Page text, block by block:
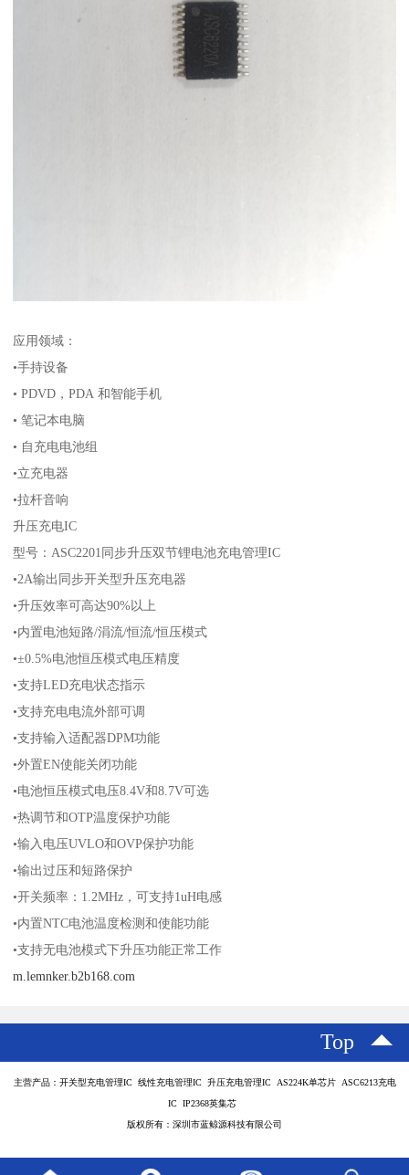
应用领域：
•手持设备
• PDVD，PDA 和智能手机
• 笔记本电脑
• 自充电电池组
•立充电器
•拉杆音响
升压充电IC
型号：ASC2201同步升压双节锂电池充电管理IC
•2A输出同步开关型升压充电器
•升压效率可高达90%以上
•内置电池短路/涓流/恒流/恒压模式
•±0.5%电池恒压模式电压精度
•支持LED充电状态指示
•支持充电电流外部可调
•支持输入适配器DPM功能
•外置EN使能关闭功能
•电池恒压模式电压8.4V和8.7V可选
•热调节和OTP温度保护功能
•输入电压UVLO和OVP保护功能
•输出过压和短路保护
•开关频率：1.2MHz，可支持1uH电感
•内置NTC电池温度检测和使能功能
•支持无电池模式下升压功能正常工作
m.lemnker.b2b168.com
Top
主营产品：开关型充电管理IC 线性充电管理IC 升压充电管理IC AS224K单芯片 ASC6213充电
IC IP2368英集芯
版权所有：深圳市蓝鲸源科技有限公司